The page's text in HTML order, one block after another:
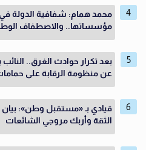
محمد همام: شفافية الدولة
مؤسساتها.. والاصطفاف
بعد تكرار حوادث الغرق..
عن منظومة الرقابة على
قيادي بـ «مستقبل وطن»: بيان
الثقة وأربك مروجي الشائعات